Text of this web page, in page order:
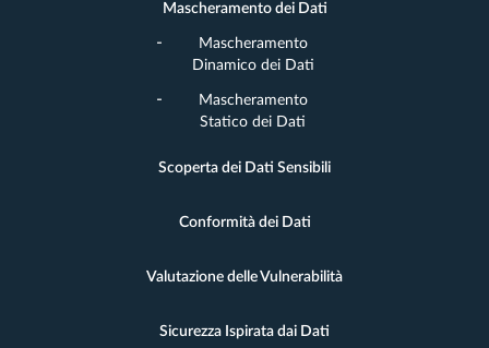
Mascheramento dei Dati
Mascheramento
Dinamico dei Dati
Mascheramento
Statico dei Dati
Scoperta dei Dati Sensibili
Conformità dei Dati
Valutazione delle Vulnerabilità
Sicurezza Ispirata dai Dati